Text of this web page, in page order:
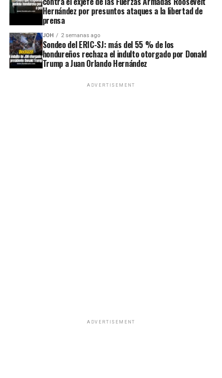
Hernández por presuntos ataques a la libertad de
prensa
JOH 2 semanas ago
Sondeo del ERIC-SJ: más del 55 % de los
hondureños rechaza el indulto otorgado por Donald
Trump a Juan Orlando Hernández
ADVERTISEMENT
ADVERTISEMENT